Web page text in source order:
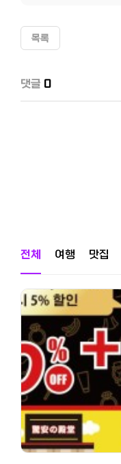
목록
댓글 0
전체 여행 맛집